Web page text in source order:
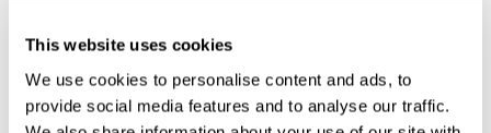
This website uses cookies
We use cookies to personalise content and ads, to
provide social media features and to analyse our traffic.